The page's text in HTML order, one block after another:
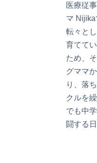
医療従
マ
転々と
育てて
ため、
グママ
り、落
クルを
でも中
闘する